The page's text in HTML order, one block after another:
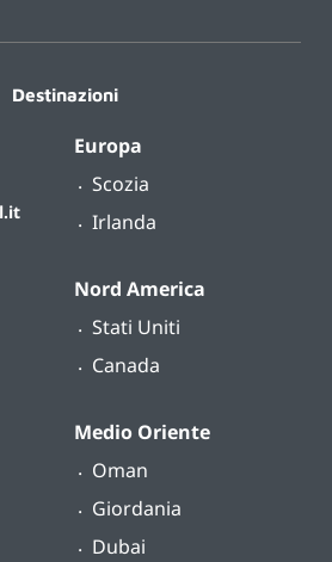
Destinazioni
Europa
Scozia
Irlanda
Nord America
Stati Uniti
Canada
Medio Oriente
Oman
Giordania
Dubai